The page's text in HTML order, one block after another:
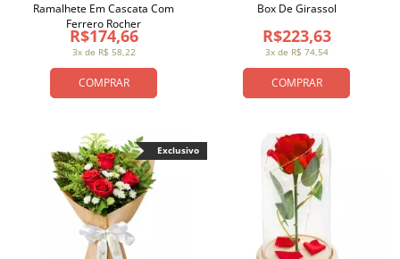
COMPRAR
3x de R$ 58,22
R$174,66
Ramalhete Em Cascata Com
Ferrero Rocher
COMPRAR
3x de R$ 74,54
R$223,63
Box De Girassol
Exclusivo